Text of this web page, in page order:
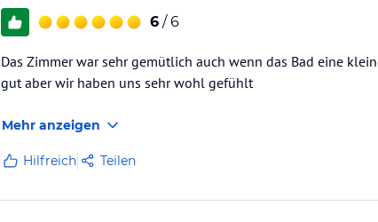
6 / 6
Das Zimmer war sehr gemütlich auch wenn das Bad eine
gut aber wir haben uns sehr wohl gefühlt
Mehr anzeigen
Hilfreich Teilen